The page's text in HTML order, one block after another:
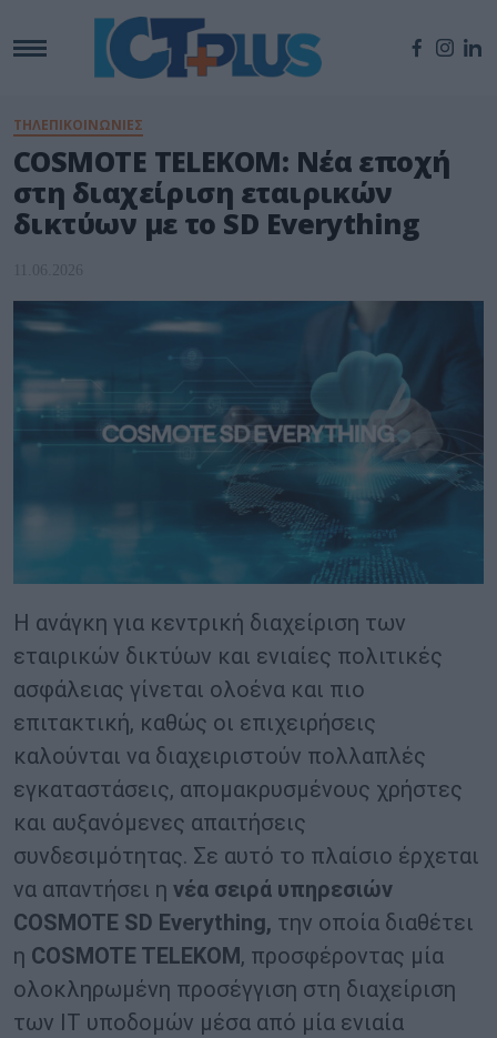
ΤΗΛΕΠΙΚΟΙΝΩΝΙΕΣ
COSMOTE TELEKOM: Νέα εποχή
στη διαχείριση εταιρικών
δικτύων με το SD Everything
11.06.2026
Η ανάγκη για κεντρική διαχείριση των
εταιρικών δικτύων και ενιαίες πολιτικές
ασφάλειας γίνεται ολοένα και πιο
επιτακτική, καθώς οι επιχειρήσεις
καλούνται να διαχειριστούν πολλαπλές
εγκαταστάσεις, απομακρυσμένους χρήστες
και αυξανόμενες απαιτήσεις
συνδεσιμότητας. Σε αυτό το πλαίσιο έρχεται
να απαντήσει η νέα σειρά υπηρεσιών
COSMOTE SD Everything, την οποία διαθέτει
η COSMOTE TELEKOM , προσφέροντας μία
ολοκληρωμένη προσέγγιση στη διαχείριση
των ΙΤ υποδομών μέσα από μία ενιαία